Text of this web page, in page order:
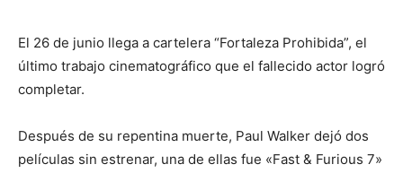
El 26 de junio llega a cartelera “Fortaleza Prohibida”, el
último trabajo cinematográfico que el fallecido actor logró
completar.
Después de su repentina muerte, Paul Walker dejó dos
películas sin estrenar, una de ellas fue «Fast & Furious 7»